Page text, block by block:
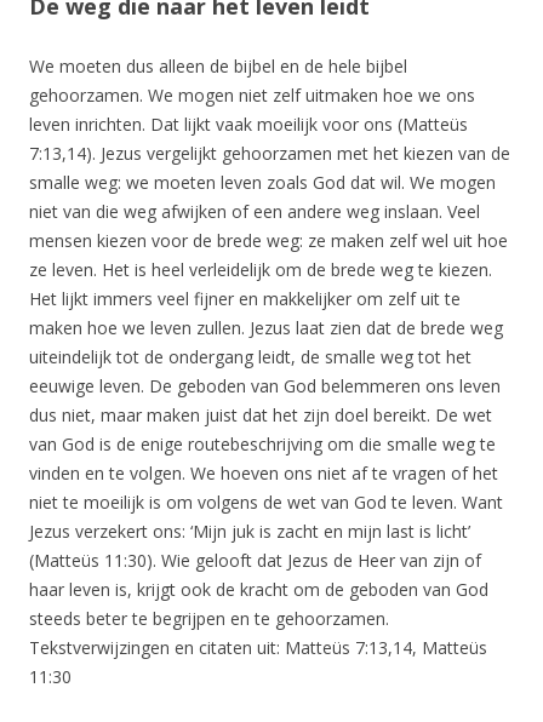
We moeten dus alleen de bijbel en de hele bijbel
gehoorzamen. We mogen niet zelf uitmaken hoe we ons
leven inrichten. Dat lijkt vaak moeilijk voor ons (Matteüs
7:13,14). Jezus vergelijkt gehoorzamen met het kiezen van de
smalle weg: we moeten leven zoals God dat wil. We mogen
niet van die weg afwijken of een andere weg inslaan. Veel
mensen kiezen voor de brede weg: ze maken zelf wel uit hoe
ze leven. Het is heel verleidelijk om de brede weg te kiezen.
Het lijkt immers veel fijner en makkelijker om zelf uit te
maken hoe we leven zullen. Jezus laat zien dat de brede weg
uiteindelijk tot de ondergang leidt, de smalle weg tot het
eeuwige leven. De geboden van God belemmeren ons leven
dus niet, maar maken juist dat het zijn doel bereikt. De wet
van God is de enige routebeschrijving om die smalle weg te
vinden en te volgen. We hoeven ons niet af te vragen of het
niet te moeilijk is om volgens de wet van God te leven. Want
Jezus verzekert ons: ‘Mijn juk is zacht en mijn last is licht’
(Matteüs 11:30). Wie gelooft dat Jezus de Heer van zijn of
haar leven is, krijgt ook de kracht om de geboden van God
steeds beter te begrijpen en te gehoorzamen.
Tekstverwijzingen en citaten uit: Matteüs 7:13,14, Matteüs
11:30